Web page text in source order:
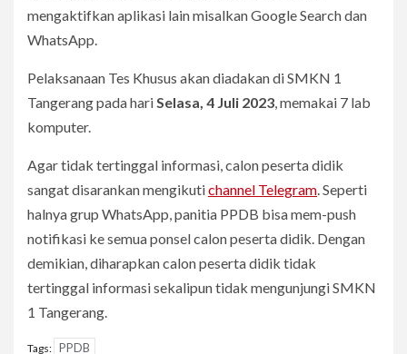
mengaktifkan aplikasi lain misalkan Google Search dan
WhatsApp.
Pelaksanaan Tes Khusus akan diadakan di SMKN 1
Tangerang pada hariSelasa, 4 Juli 2023, memakai 7 lab
komputer.
Agar tidak tertinggal informasi, calon peserta didik
sangat disarankan mengikutichannel Telegram. Seperti
halnya grup WhatsApp, panitia PPDB bisa mem-push
notifikasi ke semua ponsel calon peserta didik. Dengan
demikian, diharapkan calon peserta didik tidak
tertinggal informasi sekalipun tidak mengunjungi SMKN
1 Tangerang.
Tags: PPDB